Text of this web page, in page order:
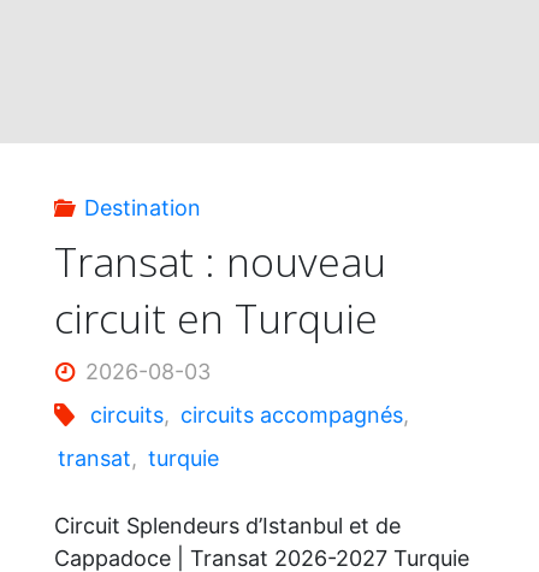
Destination
Transat : nouveau
circuit en Turquie
2026-08-03
circuits, circuits accompagnés,
transat, turquie
Circuit Splendeurs d’Istanbul et de
Cappadoce | Transat 2026-2027 Turquie